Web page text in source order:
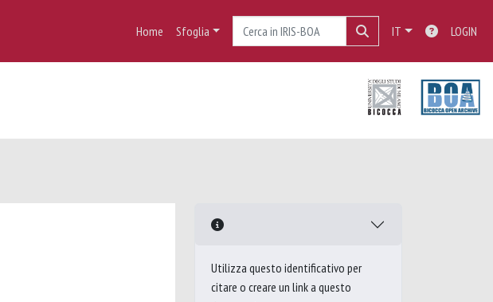
Home Sfoglia IT LOGIN
Utilizza questo identificativo per
citare o creare un link a questo